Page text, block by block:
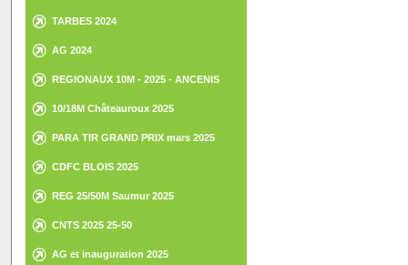
TARBES 2024
AG 2024
REGIONAUX 10M - 2025 - ANCENIS
10/18M Châteauroux 2025
PARA TIR GRAND PRIX mars 2025
CDFC BLOIS 2025
REG 25/50M Saumur 2025
CNTS 2025 25-50
AG et inauguration 2025